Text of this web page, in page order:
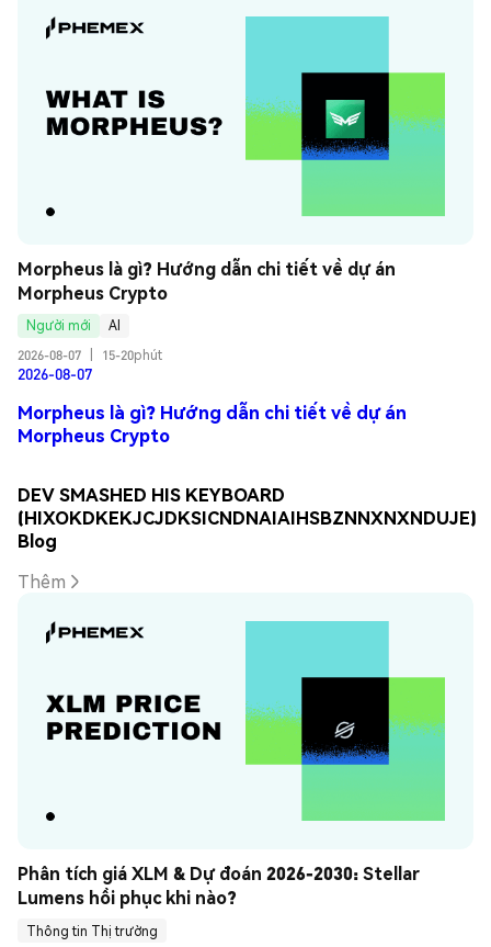
Morpheus là gì? Hướng dẫn chi tiết về dự án
Morpheus Crypto
Người mới
AI
2026-08-07
15-20phút
2026-08-07
Morpheus là gì? Hướng dẫn chi tiết về dự án
Morpheus Crypto
DEV SMASHED HIS KEYBOARD
(HIXOKDKEKJCJDKSICNDNAIAIHSBZNNXNXNDUJE)
Blog
Thêm
Phân tích giá XLM & Dự đoán 2026-2030: Stellar
Lumens hồi phục khi nào?
Thông tin Thị trường